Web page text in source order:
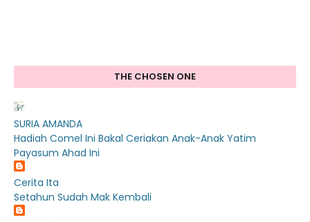
THE CHOSEN ONE
SURIA AMANDA
Hadiah Comel Ini Bakal Ceriakan Anak-Anak Yatim
Payasum Ahad Ini
Cerita Ita
Setahun Sudah Mak Kembali